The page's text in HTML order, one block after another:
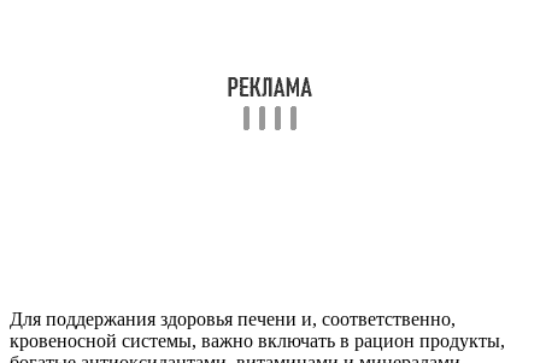
Для поддержания здоровья печени и, соответственно,
кровеносной системы, важно включать в рацион продукты,